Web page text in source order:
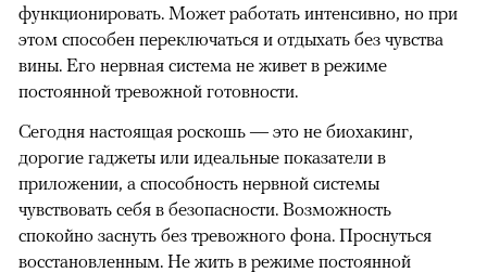
функционировать. Может работать интенсивно, но при
этом способен переключаться и отдыхать без чувства
вины. Его нервная система не живет в режиме
постоянной тревожной готовности.
Сегодня настоящая роскошь — это не биохакинг,
дорогие гаджеты или идеальные показатели в
приложении, а способность нервной системы
чувствовать себя в безопасности. Возможность
спокойно заснуть без тревожного фона. Проснуться
восстановленным. Не жить в режиме постоянной